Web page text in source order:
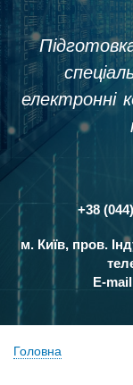
електронні
Контакти
+38
м. Київ, пров.
E-
Головна